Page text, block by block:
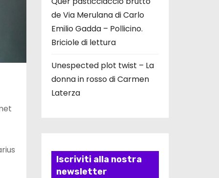
de Via Merulana di Carlo
Emilio Gadda – Pollicino.
Briciole di lettura
Unespected plot twist – La
donna in rosso di Carmen
Laterza
Iscriviti alla nostra
newsletter